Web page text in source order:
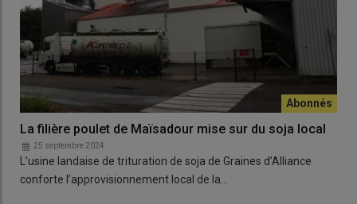
La filière poulet de Maïsadour mise sur du soja local
25 septembre 2024
L’usine landaise de trituration de soja de Graines d’Alliance
conforte l’approvisionnement local de la…